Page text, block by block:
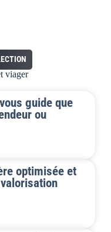
viager
guide que
ou
optimisée et